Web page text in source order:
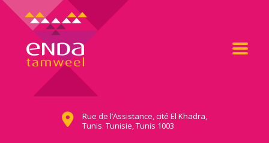
Rue de l’Assistance, cité El Khadra,
Tunis. Tunisie, Tunis 1003